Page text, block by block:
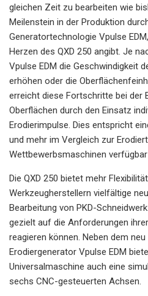
gleichen Zeit zu bearbeiten wie
Meilenstein in der Produktion
Generatortechnologie Vpulse
Herzen des QXD 250 angibt. Je
Vpulse EDM die Geschwindigkeit
erhöhen oder die
erreicht diese Fortschritte bei der
Oberflächen durch den Einsatz
Erodierimpulse. Dies entspricht
und mehr im Vergleich zur
Wettbewerbsmaschinen
Die QXD 250 bietet mehr
Werkzeugherstellern vielfältige
Bearbeitung von PKD-
gezielt auf die Anforderungen
reagieren können. Neben dem
Erodiergenerator Vpulse EDM
Universalmaschine auch eine
sechs CNC-gesteuerten Achsen.